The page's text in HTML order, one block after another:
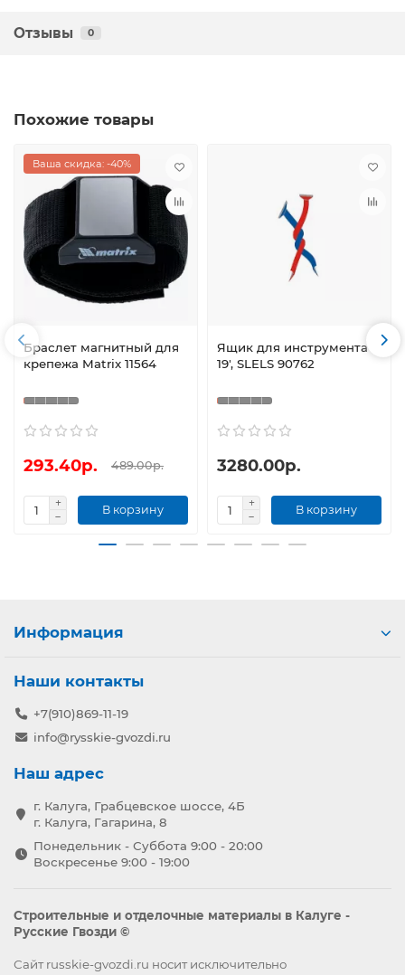
Отзывы 0
Похожие товары
Ваша скидка: -40%
Браслет магнитный для
крепежа Matrix 11564
293.40р. 489.00р.
В корзину
Ящик для инструмента
19', SLELS 90762
3280.00р.
В корзину
Информация
Наши контакты
+7(910)869-11-19
info@rysskie-gvozdi.ru
Наш адрес
г. Калуга, Грабцевское шоссе, 4Б
г. Калуга, Гагарина, 8
Понедельник - Суббота 9:00 - 20:00
Воскресенье 9:00 - 19:00
Строительные и отделочные материалы в Калуге -
Русские Гвозди ©
Сайт russkie-gvozdi.ru носит исключительно